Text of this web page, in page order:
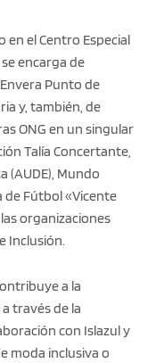
en el Centro Especial
encarga de
Punto de
y, también, de
ONG en un singular
Talía Concertante,
(AUDE), Mundo
de Fútbol «Vicente
organizaciones
Inclusión.
a la
través de la
con Islazul y
moda inclusiva o